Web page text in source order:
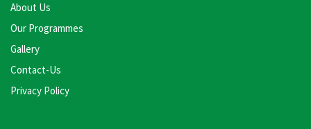
About Us
Our Programmes
Gallery
Contact-Us
Privacy Policy